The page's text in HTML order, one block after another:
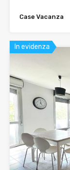
Case Vacanza
In evidenza